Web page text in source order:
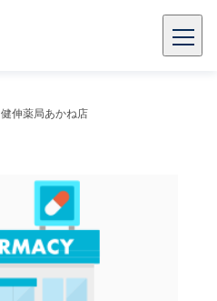
健伸薬局あかね店